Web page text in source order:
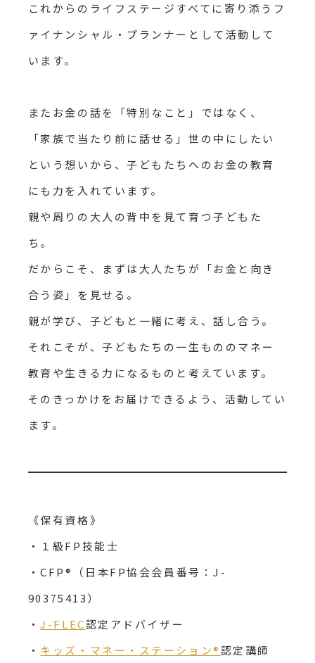
これからのライフステージすべてに寄り添うフ
ァイナンシャル・プランナーとして活動して
います。
またお金の話を「特別なこと」ではなく、
「家族で当たり前に話せる」世の中にしたい
という想いから、子どもたちへのお金の教育
にも力を入れています。
親や周りの大人の背中を見て育つ子どもた
ち。
だからこそ、まずは大人たちが「お金と向き
合う姿」を見せる。
親が学び、子どもと一緒に考え、話し合う。
それこそが、子どもたちの一生もののマネー
教育や生きる力になるものと考えています。
そのきっかけをお届けできるよう、活動してい
ます。
《保有資格》
・１級FP技能士
・CFP®（日本FP協会会員番号：J-
90375413）
・J-FLEC認定アドバイザー
・ キッズ・マネー・ステーション®認定講師